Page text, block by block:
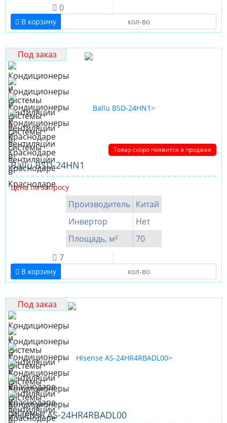
0
В корзину
Под заказ
Товар скоро появится в продаже
Ballu BSD-24HN1
Цена по запросу
Производитель Китай
Инвертор
Нет
Площадь, м²
70
7
В корзину
Под заказ
Hisense AS-24HR4RBADL00